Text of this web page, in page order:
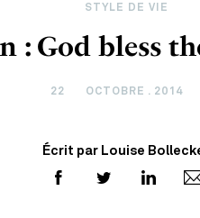
STYLE DE VIE
: God bless
22 OCTOBRE . 2014
Écrit par Louise